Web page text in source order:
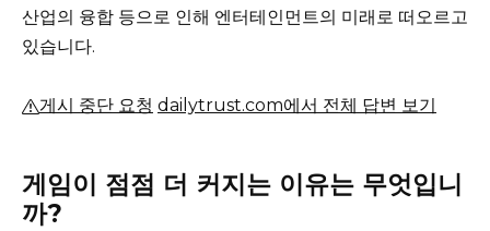
산업의 융합 등으로 인해 엔터테인먼트의 미래로 떠오르고
있습니다.
게시 중단 요청 dailytrust.com에서 전체 답변 보기
게임이 점점 더 커지는 이유는 무엇입니
까?